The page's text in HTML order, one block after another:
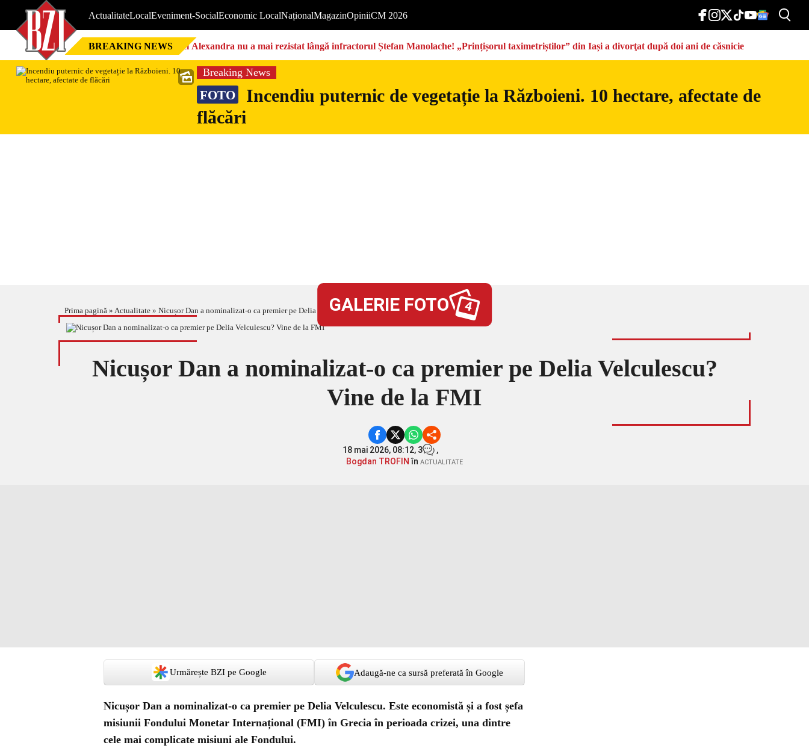
ActualitateLocalEveniment-SocialEconomic LocalNaționalMagazinOpiniiCM 2026
BREAKING NEWS Nici Alexandra nu a mai rezistat lângă infractorul Ștefan Manolache! „Prințișorul taximetriștilor” din Iași a divorţat după doi ani de căsnicie
Breaking News
FOTO
Incendiu puternic de vegetație la Războieni. 10 hectare, afectate de
flăcări
Prima pagină » Actualitate » Nicușor Dan a nominalizat-o ca premier pe Delia Velculescu? Vine de la FMI
GALERIE FOTO 4
Nicușor Dan a nominalizat-o ca premier pe Delia Velculescu?
Vine de la FMI
18 mai 2026, 08:12, 3
,
Bogdan TROFIN în ACTUALITATE
Urmărește BZI pe Google Adaugă-ne ca sursă preferată în Google
Nicușor Dan a nominalizat-o ca premier pe Delia Velculescu. Este economistă și a fost șefa
misiunii Fondului Monetar Internațional (FMI) în Grecia în perioada crizei, una dintre
cele mai complicate misiuni ale Fondului.